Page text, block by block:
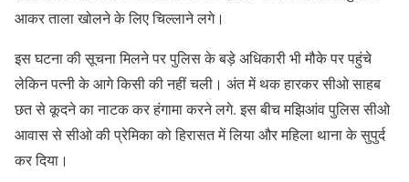
आकर ताला खोलने के लिए चिल्लाने लगे।
इस घटना की सूचना मिलने पर पुलिस के बड़े अधिकारी भी मौके पर पहुंचे
लेकिन पत्नी के आगे किसी की नहीं चली। अंत में थक हारकर सीओ साहब
छत से कूदने का नाटक कर हंगामा करने लगे. इस बीच मझिआंव पुलिस सीओ
आवास से सीओ की प्रेमिका को हिरासत में लिया और महिला थाना के सुपुर्द
कर दिया।